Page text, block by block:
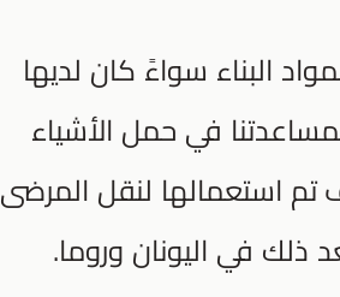
البناء سواءً كان لديها
في حمل الأشياء
استعمالها لنقل المرضى
ذلك في اليونان وروما.